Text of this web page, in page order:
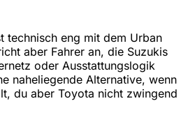
technisch eng mit dem Urban
aber Fahrer an, die Suzukis
oder Ausstattungslogik
naheliegende Alternative, wenn
du aber Toyota nicht zwingend